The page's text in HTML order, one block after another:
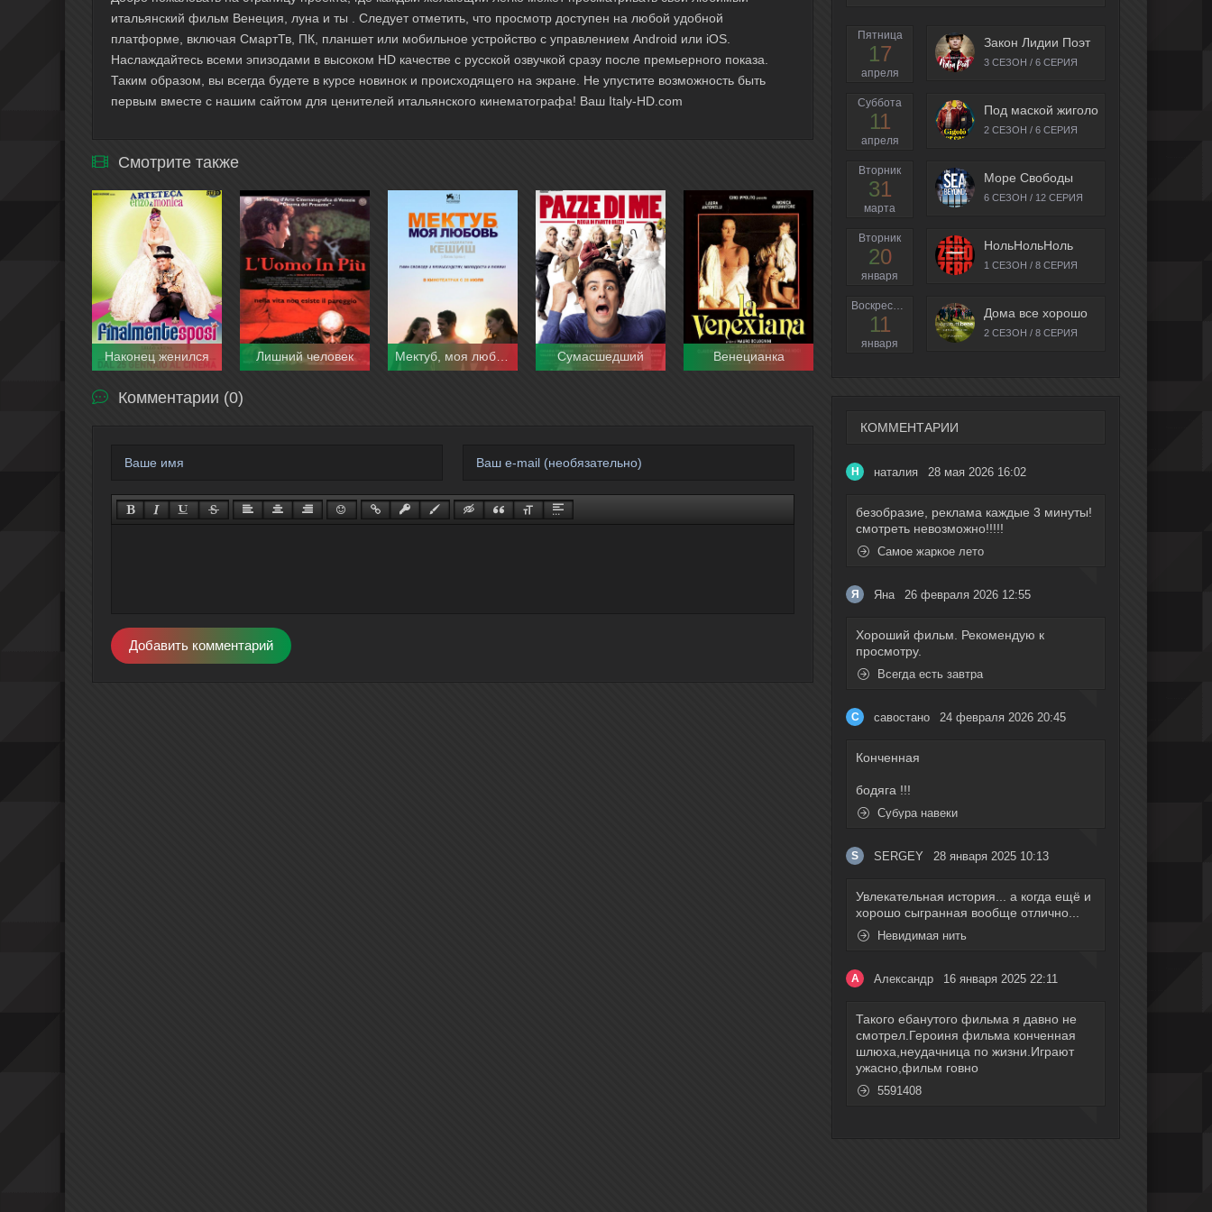
Пятница
17
апреля
Закон Лидии Поэт
3 СЕЗОН / 6 СЕРИЯ
Суббота
11
апреля
Под маской жиголо
2 СЕЗОН / 6 СЕРИЯ
Вторник
31
марта
Море Свободы
6 СЕЗОН / 12 СЕРИЯ
Вторник
20
января
НольНольНоль
1 СЕЗОН / 8 СЕРИЯ
Воскресенье
11
января
Дома все хорошо
2 СЕЗОН / 8 СЕРИЯ
КОММЕНТАРИИ
Н наталия 28 мая 2026 16:02
безобразие, реклама каждые 3 минуты!
смотреть невозможно!!!!!
Самое жаркое лето
Я Яна 26 февраля 2026 12:55
Хороший фильм. Рекомендую к
просмотру.
Всегда есть завтра
С савостано 24 февраля 2026 20:45
Конченная
бодяга !!!
Субура навеки
S SERGEY 28 января 2025 10:13
Увлекательная история... а когда ещё и
хорошо сыгранная вообще отлично...
Невидимая нить
А Александр 16 января 2025 22:11
Такого ебанутого фильма я давно не
смотрел.Героиня фильма конченная
шлюха,неудачница по жизни.Играют
ужасно,фильм говно
5591408
итальянский фильм Венеция, луна и ты . Следует отметить, что просмотр доступен на любой удобной
платформе, включая СмартТв, ПК, планшет или мобильное устройство с управлением Android или iOS.
Наслаждайтесь всеми эпизодами в высоком HD качестве с русской озвучкой сразу после премьерного показа.
Таким образом, вы всегда будете в курсе новинок и происходящего на экране. Не упустите возможность быть
первым вместе с нашим сайтом для ценителей итальянского кинематографа! Ваш Italy-HD.com
Смотрите также
Наконец женился Лишний человек Сумасшедший Венецианка
Комментарии (0)
Добавить комментарий